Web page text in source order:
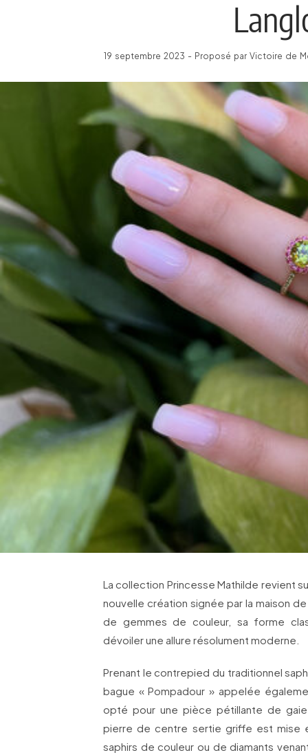
19 septembre 2023 - Proposé par Victoire de
La collection Princesse Mathilde revient
nouvelle création signée par la maison
de gemmes de couleur, sa forme
dévoiler une allure résolument moderne.
Prenant le contrepied du traditionnel
bague « Pompadour » appelée
opté pour une pièce pétillante de
pierre de centre sertie griffe est mise
saphirs de couleur ou de diamants